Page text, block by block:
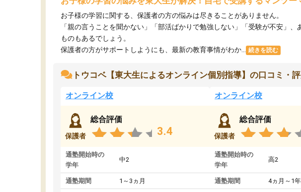
お子様の学習に関する、保護者の方の悩みは尽きることがありません。
「親の言うことを聞かない」「部活ばかりで勉強しない」「受験が不安」
ものもあるでしょう。
保護者の方がサポートしようにも、最新の教育事情がわか...
続きを読む
トウコベ【東大生によるオンライン個別指導】の口コミ・評
オンライン校
保護者
総合評価
3.4
通塾開始時の
学年
中2
通塾期間 1～3ヵ月
オンライン校
保護者
総合評価
通塾開始時の
学年
高2
通塾期間 4ヵ月～1